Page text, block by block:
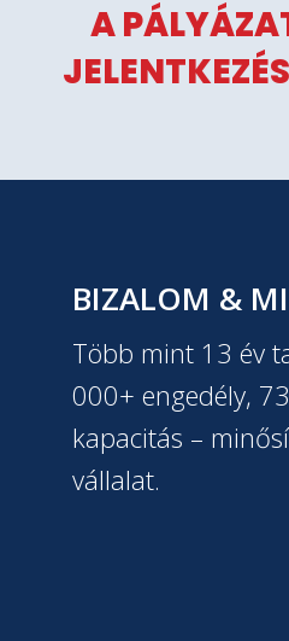
A
BIZALOM &
Több mint 13 év
000+ engedély,
kapacitás –
vállalat.